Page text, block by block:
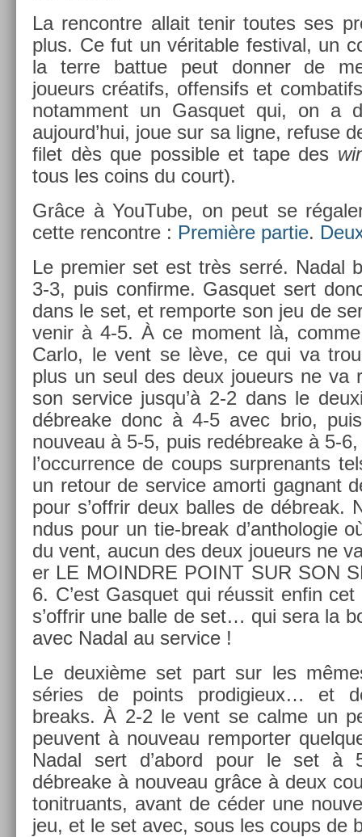
La re­ncontre al­lait tenir toutes ses
plus. Ce fut un vérit­able fes­tiv­al, un
la terre bat­tue peut donn­er de
joueurs créatifs, of­fen­sifs et
notam­ment un Gas­quet qui, on a
aujourd’hui, joue sur sa ligne, re­fuse
filet dès que pos­sible et tape des
tous les coins du court).
Grâce à YouTube, on peut se
cette re­ncontre : Première par­tie.
Le pre­mi­er set est très serré. Nadal
3-3, puis con­fir­me. Gas­quet sert
dans le set, et re­mpor­te son jeu de
venir à 4-5. À ce mo­ment là,
Carlo, le vent se lève, ce qui va
plus un seul des deux joueurs ne va
son ser­vice jusqu’à 2-2 dans le
débreake donc à 4-5 avec brio,
nouveau à 5-5, puis re­débreake à 5-
l’oc­curr­ence de coups sur­prenants
un re­tour de ser­vice amor­ti gag­nant
pour s’offrir deux bal­les de débreak.
ndus pour un tie-break d’anthologie
du vent, aucun des deux joueurs ne
er LE MOINDRE POINT SUR SON
6. C’est Gas­quet qui réussit enfin
s’offrir une balle de set… qui sera la
avec Nadal au ser­vice !
Le deuxième set part sur les
séries de points pro­digieux… et
breaks. À 2-2 le vent se calme un
peuvent à nouveau re­mport­er
Nadal sert d’abord pour le set à
débreake à nouveau grâce à deux
tonit­ruants, avant de céder une
jeu, et le set avec, sous les coups de